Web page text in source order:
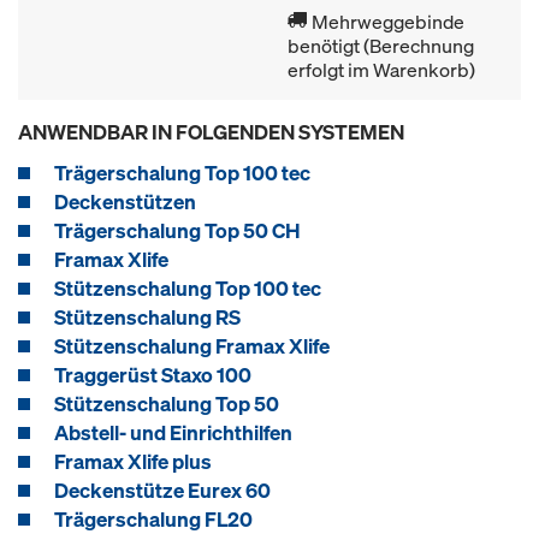
Mehrweggebinde
benötigt (Berechnung
erfolgt im Warenkorb)
ANWENDBAR IN FOLGENDEN SYSTEMEN
Trägerschalung Top 100 tec
Deckenstützen
Trägerschalung Top 50 CH
Framax Xlife
Stützenschalung Top 100 tec
Stützenschalung RS
Stützenschalung Framax Xlife
Traggerüst Staxo 100
Stützenschalung Top 50
Abstell- und Einrichthilfen
Framax Xlife plus
Deckenstütze Eurex 60
Trägerschalung FL20